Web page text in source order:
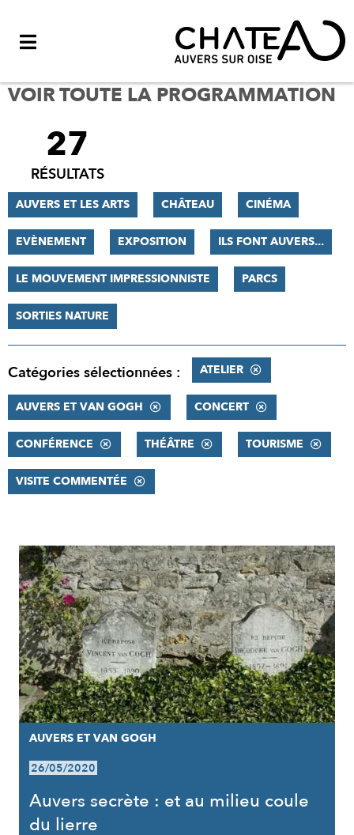
VOIR TOUTE LA PROGRAMMATION
FILTRER
RÉSULTATS
27
RÉSULTATS
AUVERS ET LES ARTS CHÂTEAU CINÉMA
EVÈNEMENT EXPOSITION ILS FONT AUVERS...
LE MOUVEMENT IMPRESSIONNISTE PARCS
SORTIES NATURE
Catégories sélectionnées : ATELIER
AUVERS ET VAN GOGH CONCERT
CONFÉRENCE THÉÂTRE TOURISME
VISITE COMMENTÉE
RÉSULTATS
AUVERS ET VAN GOGH
26/05/2020
Auvers secrète : et au milieu coule
du lierre